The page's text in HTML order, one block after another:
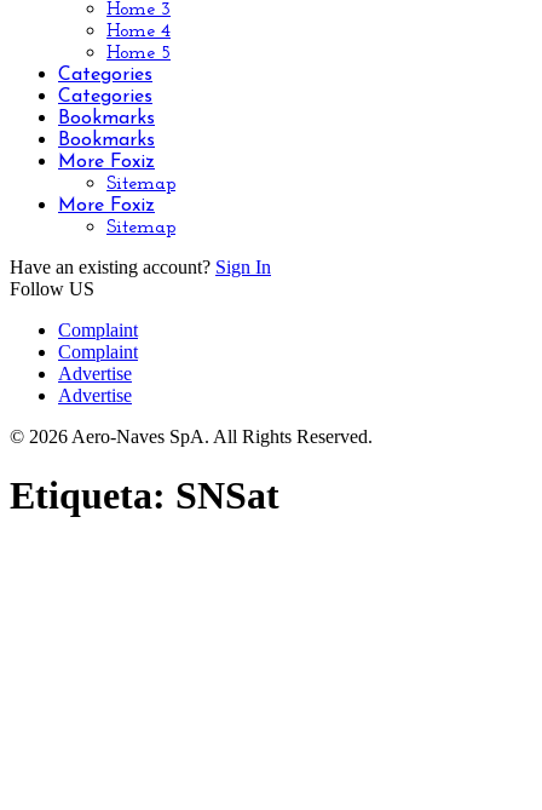
Home 3
Home 4
Home 5
Categories
Categories
Bookmarks
Bookmarks
More Foxiz
Sitemap
More Foxiz
Sitemap
Have an existing account? Sign In
Follow US
Complaint
Complaint
Advertise
Advertise
© 2026 Aero-Naves SpA. All Rights Reserved.
Etiqueta: SNSat